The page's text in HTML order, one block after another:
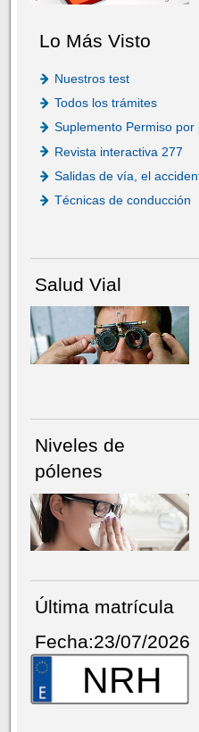
Lo Más Visto
Nuestros test
Todos los trámites
Suplemento Permiso por
Revista interactiva 277
Salidas de vía, el
Técnicas de conducción
Salud Vial
Niveles de
pólenes
Última matrícula
Fecha:23/07/2026
NRH